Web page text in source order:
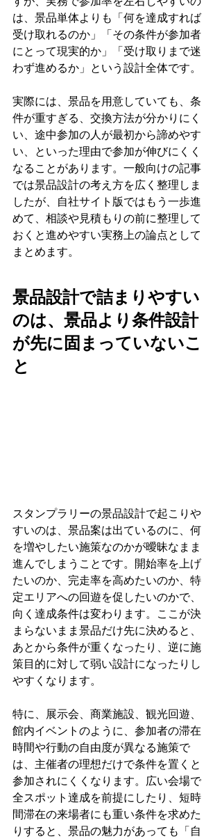
は、景品単体よりも「何を達成すれば
受け取れるのか」「その条件が参加者
にとって現実的か」「受け取りまで迷
わず進めるか」という設計全体です。
実際には、景品を用意していても、条
件が重すぎる、交換方法が分かりにく
い、途中参加の人が最初から諦めやす
い、といった理由で参加が伸びにくく
なることがあります。一般向けの記事
では景品設計の考え方を広く整理しま
したが、自社サイト版ではもう一歩進
めて、相談や見積もりの前に整理して
おくと進めやすい実務上の論点として
まとめます。
景品設計で詰まりやすい
のは、景品より条件設計
が先に固まっていないこ
と
スタンプラリーの景品設計で起こりや
すいのは、景品案は出ているのに、何
を増やしたい施策なのかが曖昧なまま
進んでしまうことです。開始率を上げ
たいのか、完走率を高めたいのか、特
定エリアへの回遊を促したいのかで、
向く達成条件は変わります。ここが決
まらないまま景品だけ先に決めると、
あとから条件が重くなったり、逆に施
策目的に対して弱い設計になったりし
やすくなります。
特に、展示会、商業施設、観光回遊、
館内イベントのように、参加者の滞在
時間や行動の自由度が異なる施策で
は、主催者の理想だけで条件を置くと
参加されにくくなります。広い会場で
全スポット達成を前提にしたり、短時
間滞在の来場者にも重い条件を求めた
りすると、景品の魅力があっても「自